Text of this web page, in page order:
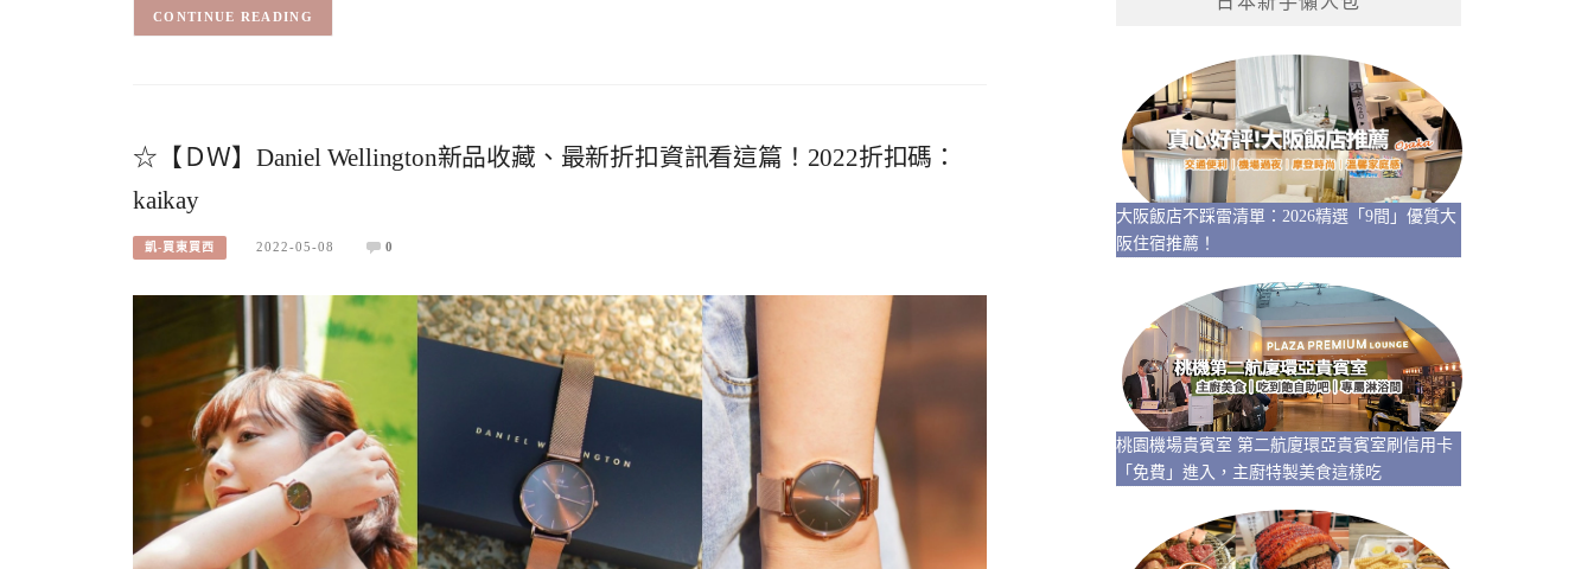
CONTINUE READING
☆【ＤＷ】Daniel Wellington新品收藏、最新折扣資訊看這篇！2022折扣碼：
kaikay
凱-買東買西 2022-05-08 0
大阪飯店不踩雷清單：2026精選「9間」優質大
阪住宿推薦！
桃園機場貴賓室 第二航廈環亞貴賓室刷信用卡
「免費」進入，主廚特製美食這樣吃